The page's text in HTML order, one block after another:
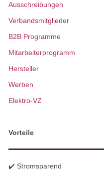
Ausschreibungen
Verbandsmitglieder
B2B Programme
Mitarbeiterprogramm
Hersteller
Werben
Elektro-VZ
Vorteile
✔️ Stromsparend